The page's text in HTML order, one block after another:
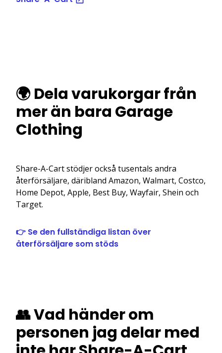
🌍 Dela varukorgar från
mer än bara Garage
Clothing
Share-A-Cart stödjer också tusentals andra
återförsäljare, däribland Amazon, Walmart, Costco,
Home Depot, Apple, Best Buy, Wayfair, Shein och
Target.
👉 Se den fullständiga listan över
återförsäljare som stöds
👥 Vad händer om
personen jag delar med